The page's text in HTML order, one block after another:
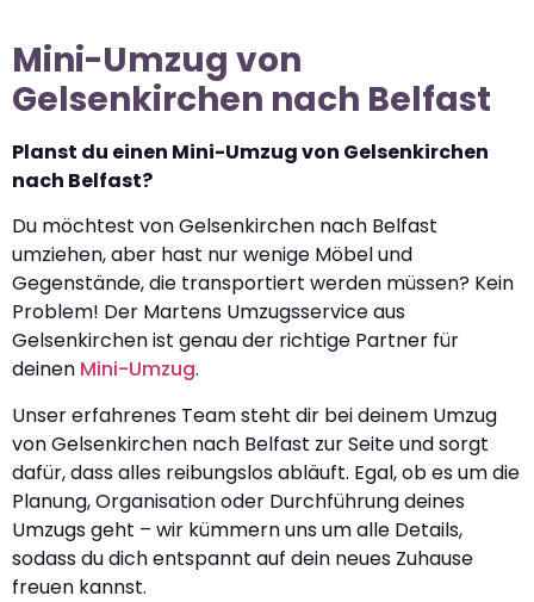
Mini-Umzug von
Gelsenkirchen nach Belfast
Planst du einen Mini-Umzug von Gelsenkirchen
nach Belfast?
Du möchtest von Gelsenkirchen nach Belfast
umziehen, aber hast nur wenige Möbel und
Gegenstände, die transportiert werden müssen? Kein
Problem! Der Martens Umzugsservice aus
Gelsenkirchen ist genau der richtige Partner für
deinen Mini-Umzug.
Unser erfahrenes Team steht dir bei deinem Umzug
von Gelsenkirchen nach Belfast zur Seite und sorgt
dafür, dass alles reibungslos abläuft. Egal, ob es um die
Planung, Organisation oder Durchführung deines
Umzugs geht – wir kümmern uns um alle Details,
sodass du dich entspannt auf dein neues Zuhause
freuen kannst.